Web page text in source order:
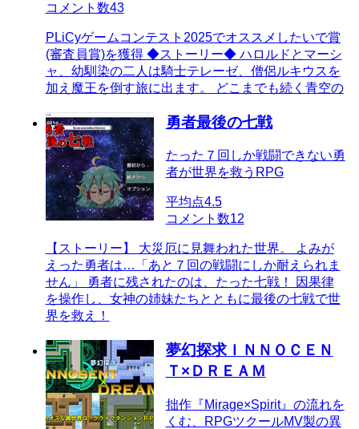
コメント数43
PLiCyゲームコンテスト2025でオススメしたいで賞
(審査員賞)を獲得 ◆ストーリー◆ ハロルドとマーシ
ャ、幼馴染の二人は騎士テレーゼ、僧侶ルキウスを
加え魔王を倒す旅に出ます。 どこまでも続く青空の
勇者最後の七戦
たった７回しか戦闘できない勇
者が世界を救うRPG
平均点4.5
コメント数12
【ストーリー】 大災厄に見舞われた世界。 よみが
えった勇者は…「あと７回の戦闘にしか耐えられま
せん」 勇者に残されたのは、たった七戦！ 因果律
を操作し、女神の姉妹たちとともに最後の七戦で世
界を救え！
夢幻探求ＩＮＮＯＣＥＮ
Ｔ×ＤＲＥＡＭ
拙作『Mirage×Spirit』の流れを
くむ、RPGツクールMV製の異